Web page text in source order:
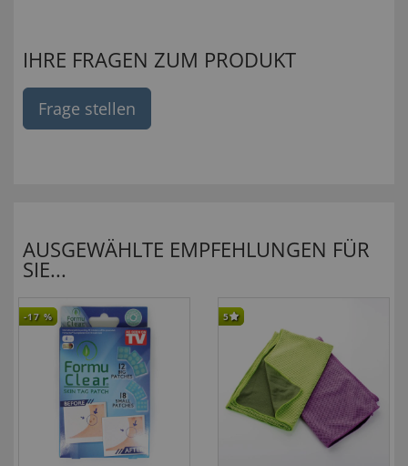
IHRE FRAGEN ZUM PRODUKT
Frage stellen
AUSGEWÄHLTE EMPFEHLUNGEN FÜR
SIE...
-17 % 5